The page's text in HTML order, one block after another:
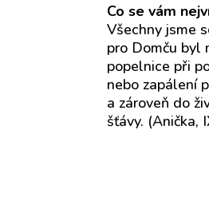
Co se vám
Všechny jsme
pro Domču byl
popelnice při
nebo zapálení
a zároveň do
šťávy. (Anička,